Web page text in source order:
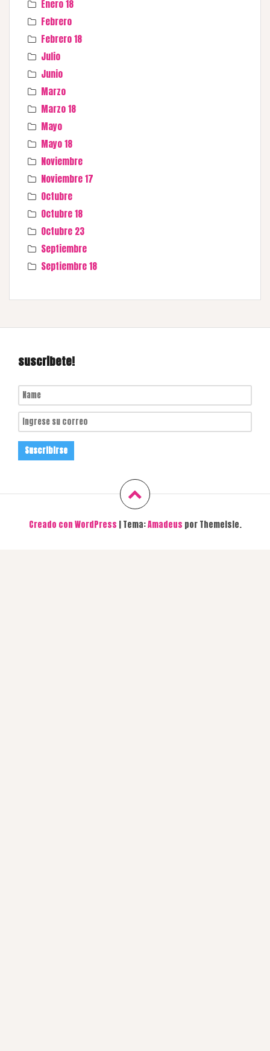
Enero 18
Febrero
Febrero 18
Julio
Junio
Marzo
Marzo 18
Mayo
Mayo 18
Noviembre
Noviembre 17
Octubre
Octubre 18
Octubre 23
Septiembre
Septiembre 18
suscribete!
Creado con WordPress |Tema:Amadeus por Themeisle.